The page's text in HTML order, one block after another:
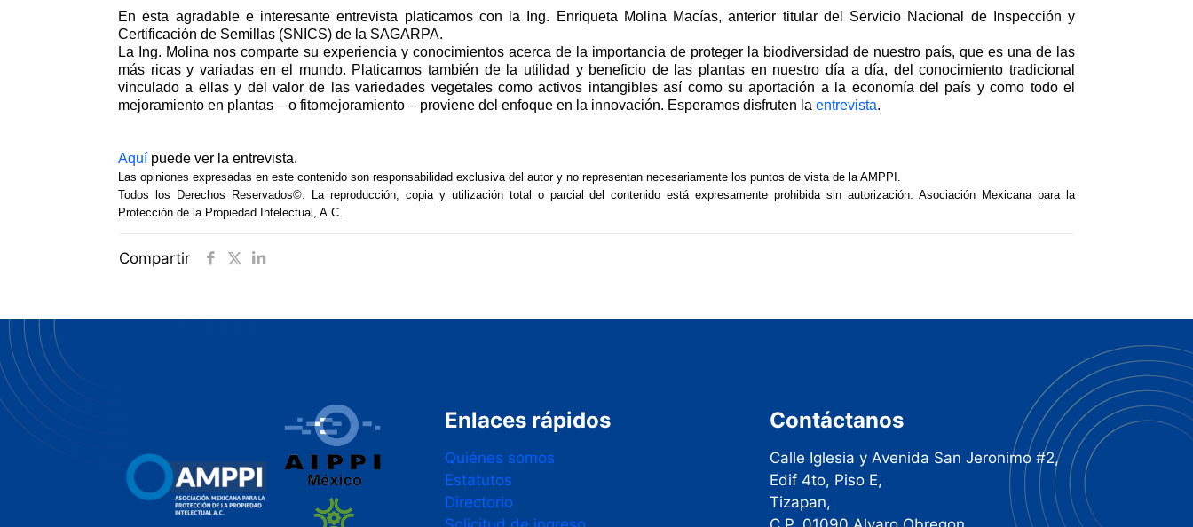
En esta agradable e interesante entrevista platicamos con la Ing. Enriqueta Molina Macías, anterior titular del Servicio Nacional de Inspección y
Certificación de Semillas (SNICS) de la SAGARPA.
La Ing. Molina nos comparte su experiencia y conocimientos acerca de la importancia de proteger la biodiversidad de nuestro país, que es una de las
más ricas y variadas en el mundo. Platicamos también de la utilidad y beneficio de las plantas en nuestro día a día, del conocimiento tradicional
vinculado a ellas y del valor de las variedades vegetales como activos intangibles así como su aportación a la economía del país y como todo el
mejoramiento en plantas – o fitomejoramiento – proviene del enfoque en la innovación. Esperamos disfruten la entrevista.
Aquí puede ver la entrevista.
Las opiniones expresadas en este contenido son responsabilidad exclusiva del autor y no representan necesariamente los puntos de vista de la AMPPI.
Todos los Derechos Reservados©.
La reproducción, copia y utilización total o parcial del contenido está expresamente prohibida sin autorización. Asociación Mexicana para la
Protección de la Propiedad Intelectual, A.C.
Compartir
Enlaces rápidos
Quiénes somos
Estatutos
Directorio
Contáctanos
Calle Iglesia y Avenida San Jeronimo #2,
Edif 4to, Piso E,
Tizapan,